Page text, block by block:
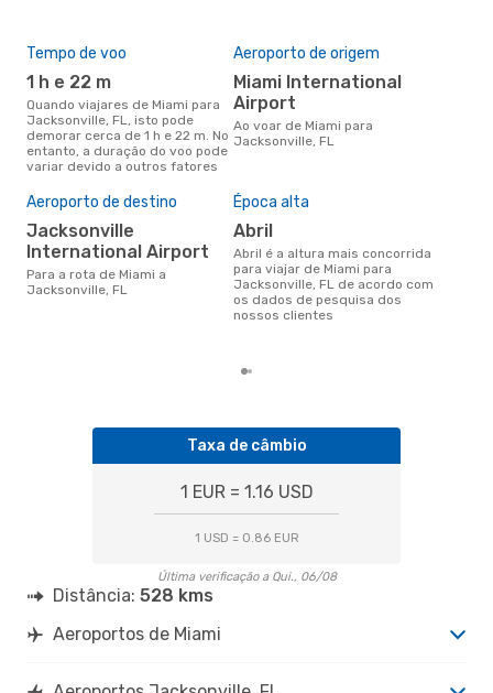
Tempo de voo
1 h e 22 m
Quando viajares de Miami para
Jacksonville, FL, isto pode
demorar cerca de 1 h e 22 m. No
entanto, a duração do voo pode
variar devido a outros fatores
Aeroporto de origem
Miami International
Airport
Ao voar de Miami para
Jacksonville, FL
Aeroporto de destino
Jacksonville
International Airport
Para a rota de Miami a
Jacksonville, FL
Época alta
abril
abril é a altura mais concorrida
para viajar de Miami para
Jacksonville, FL de acordo com
os dados de pesquisa dos
nossos clientes
Taxa de câmbio
1 EUR = 1.16 USD
1 USD = 0.86 EUR
Última verificação a Qui., 06/08
Distância: 528 kms
Aeroportos de Miami